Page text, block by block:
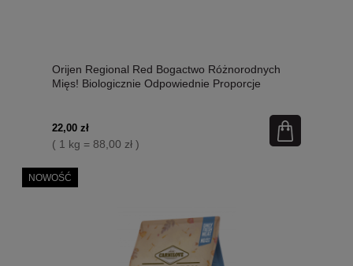
Orijen Regional Red Bogactwo Różnorodnych
Mięs! Biologicznie Odpowiednie Proporcje
Systemem Certyfikowania Jakości!
22,00 zł
( 1 kg = 88,00 zł )
NOWOŚĆ